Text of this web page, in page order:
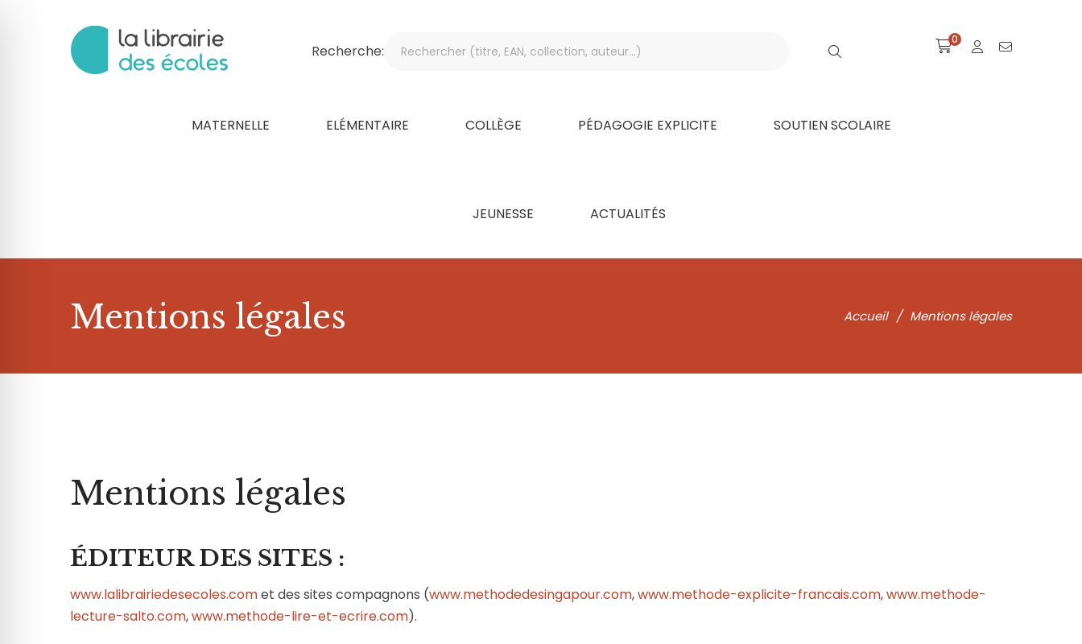
Recherche:
0
MATERNELLE ELÉMENTAIRE COLLÈGE PÉDAGOGIE EXPLICITE SOUTIEN SCOLAIRE
JEUNESSE ACTUALITÉS
Mentions légales Accueil / Mentions légales
Mentions légales
ÉDITEUR DES SITES :
www.lalibrairiedesecoles.comet des sites compagnons (www.methodedesingapour.com,www.methode-explicite-francais.com,www.methode-
lecture-salto.com,www.methode-lire-et-ecrire.com).